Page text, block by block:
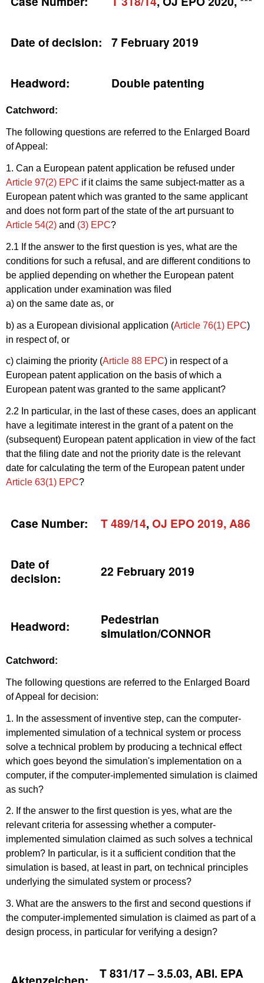
Date of decision: 7 February 2019
Headword: Double patenting
Catchword:
The following questions are referred to the Enlarged Board
of Appeal:
1. Can a European patent application be refused under
Article 97(2) EPC if it claims the same subject-matter as a
European patent which was granted to the same applicant
and does not form part of the state of the art pursuant to
Article 54(2) and (3) EPC?
2.1 If the answer to the first question is yes, what are the
conditions for such a refusal, and are different conditions to
be applied depending on whether the European patent
application under examination was filed
a) on the same date as, or
b) as a European divisional application (Article 76(1) EPC)
in respect of, or
c) claiming the priority (Article 88 EPC) in respect of a
European patent application on the basis of which a
European patent was granted to the same applicant?
2.2 In particular, in the last of these cases, does an applicant
have a legitimate interest in the grant of a patent on the
(subsequent) European patent application in view of the fact
that the filing date and not the priority date is the relevant
date for calculating the term of the European patent under
Article 63(1) EPC?
Case Number: T 489/14, OJ EPO 2019, A86
Date of
decision:
22 February 2019
Headword:
Pedestrian
simulation/CONNOR
Catchword:
The following questions are referred to the Enlarged Board
of Appeal for decision:
1. In the assessment of inventive step, can the computer-
implemented simulation of a technical system or process
solve a technical problem by producing a technical effect
which goes beyond the simulation's implementation on a
computer, if the computer-implemented simulation is claimed
as such?
2. If the answer to the first question is yes, what are the
relevant criteria for assessing whether a computer-
implemented simulation claimed as such solves a technical
problem? In particular, is it a sufficient condition that the
simulation is based, at least in part, on technical principles
underlying the simulated system or process?
3. What are the answers to the first and second questions if
the computer-implemented simulation is claimed as part of a
design process, in particular for verifying a design?
T 831/17– 3.5.03, ABl. EPA